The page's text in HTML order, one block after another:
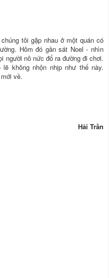
tôi gặp nhau ở một quán có
Hôm đó gần sát Noel - nhìn
người nô nức đổ ra đường đi chơi.
không nhộn nhịp như thế này.
về.
Hải Trần